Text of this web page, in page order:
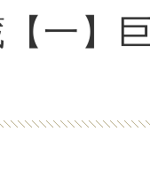
一】